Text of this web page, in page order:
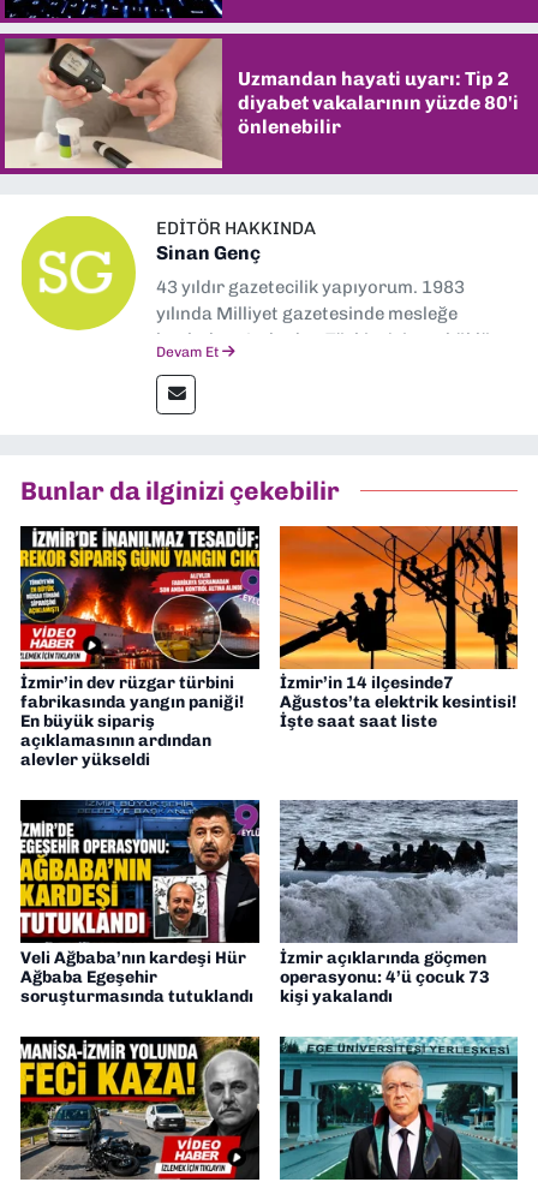
Uzmandan hayati uyarı: Tip 2
diyabet vakalarının yüzde 80'i
önlenebilir
EDITÖR HAKKINDA
Sinan Genç
43 yıldır gazetecilik yapıyorum. 1983
yılında Milliyet gazetesinde mesleğe
başladım. Ardından Türkiye’nin en köklü
muhabir, editör, müdür yardımcısı ve spor
müdürü olarak görev yaptım. Ayrıca Yeni
Gazetesi'nde editörlük yapıyorum
Devam Et
Bunlar da ilginizi çekebilir
İzmir’in dev rüzgar türbini
fabrikasında yangın paniği!
En büyük sipariş
açıklamasının ardından
alevler yükseldi
İzmir’in 14 ilçesinde7
Ağustos’ta elektrik kesintisi!
İşte saat saat liste
Veli Ağbaba’nın kardeşi Hür
Ağbaba Egeşehir
soruşturmasında tutuklandı
İzmir açıklarında göçmen
operasyonu: 4’ü çocuk 73
kişi yakalandı